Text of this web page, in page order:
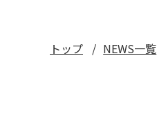
トップ NEWS一覧